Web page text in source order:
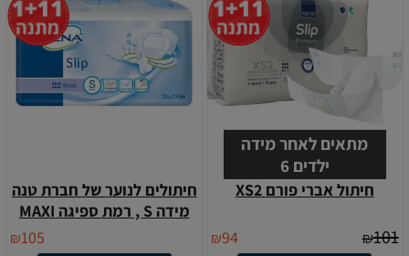
מתאים לאחר מידה
ילדים 6
חיתול אברי פורם XS2
₪101
₪94
חיתולים לנוער של חברת טנה
מידה S , רמת ספיגה MAXI
₪105